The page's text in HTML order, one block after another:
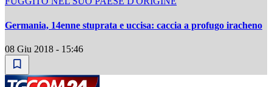
Germania, 14enne stuprata e uccisa: caccia a profugo iracheno
08 Giu 2018 - 15:46